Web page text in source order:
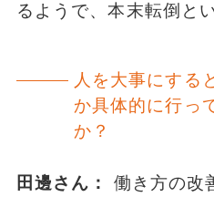
るようで、本末転倒と
人を大事にする
か具体的に行っ
か？
田邊さん：
働き方の改